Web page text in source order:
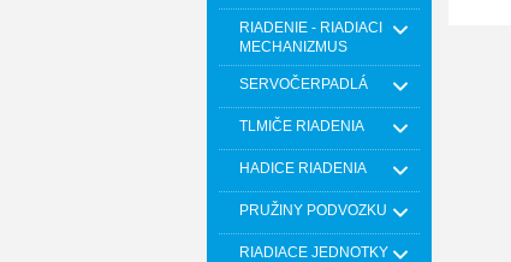
RIADENIE - RIADIACI
MECHANIZMUS
SERVOČERPADLÁ
TLMIČE RIADENIA
HADICE RIADENIA
PRUŽINY PODVOZKU
RIADIACE JEDNOTKY